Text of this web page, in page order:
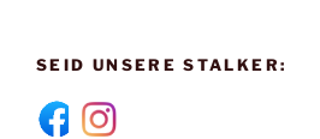
SEID UNSERE STALKER: